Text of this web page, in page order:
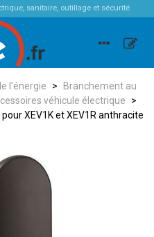
sanitaire, outillage et sécurité
l'énergie >
Branchement au
véhicule électrique
>
XEV1K et XEV1R anthracite